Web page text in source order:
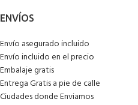
Envío asegurado incluido
Envío incluido en el precio
Embalaje gratis
Entrega Gratis a pie de calle
Ciudades donde Enviamos